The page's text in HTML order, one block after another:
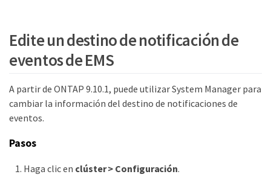
Edite un destino de notificación de
eventos de EMS
A partir de ONTAP 9.10.1, puede utilizar System Manager para
cambiar la información del destino de notificaciones de
eventos.
Pasos
Haga clic en clúster > Configuración.